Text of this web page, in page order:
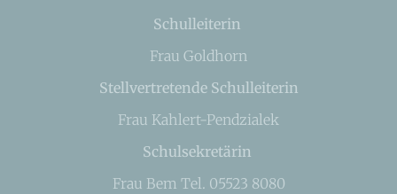
Schulleiterin
Frau Goldhorn
Stellvertretende Schulleiterin
Frau Kahlert-Pendzialek
Schulsekretärin
Frau Bem Tel. 05523 8080